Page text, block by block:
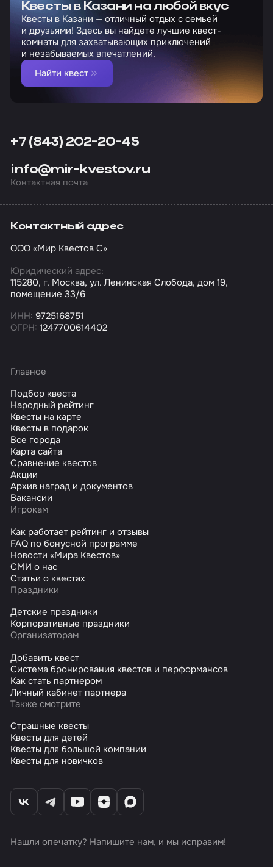
Квесты в Казани на любой вкус
Квесты в Казани — отличный отдых с семьей
и друзьями! Здесь вы найдете лучшие квест-
комнаты для захватывающих приключений
и незабываемых впечатлений.
Найти квест
+7 (843) 202-20-45
info@mir-kvestov.ru
Контактная почта
Контактный адрес
ООО «Мир Квестов С»
Юридический адрес:
115280, г. Москва, ул. Ленинская Слобода, дом 19,
помещение 33/6
ИНН: 9725168751
ОГРН: 1247700614402
Главное
Подбор квеста
Народный рейтинг
Квесты на карте
Квесты в подарок
Все города
Карта сайта
Сравнение квестов
Акции
Архив наград и документов
Вакансии
Игрокам
Как работает рейтинг и отзывы
FAQ по бонусной программе
Новости «Мира Квестов»
СМИ о нас
Статьи о квестах
Праздники
Детские праздники
Корпоративные праздники
Организаторам
Добавить квест
Система бронирования квестов и перформансов
Как стать партнером
Личный кабинет партнера
Также смотрите
Страшные квесты
Квесты для детей
Квесты для большой компании
Квесты для новичков
Нашли опечатку? Напишите нам, и мы исправим!